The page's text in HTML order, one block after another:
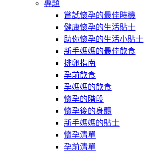
專題
嘗試懷孕的最佳時機
健康懷孕的生活貼士
助你懷孕的生活小貼士
新手媽媽的最佳飲食
排卵指南
孕前飲食
孕媽媽的飲食
懷孕的階段
懷孕後的身體
新手媽媽的貼士
懷孕清單
孕前清單